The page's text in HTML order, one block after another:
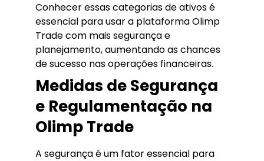
Conhecer essas categorias de ativos é
essencial para usar a plataforma Olimp
Trade com mais segurança e
planejamento, aumentando as chances
de sucesso nas operações financeiras.
Medidas de Segurança
e Regulamentação na
Olimp Trade
A segurança é um fator essencial para